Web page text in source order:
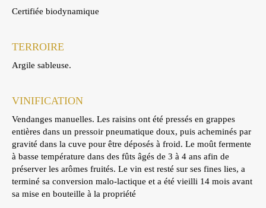
Certifiée biodynamique
TERROIRE
Argile sableuse.
VINIFICATION
Vendanges manuelles. Les raisins ont été pressés en grappes
entières dans un pressoir pneumatique doux, puis acheminés par
gravité dans la cuve pour être déposés à froid. Le moût fermente
à basse température dans des fûts âgés de 3 à 4 ans afin de
préserver les arômes fruités. Le vin est resté sur ses fines lies, a
terminé sa conversion malo-lactique et a été vieilli 14 mois avant
sa mise en bouteille à la propriété